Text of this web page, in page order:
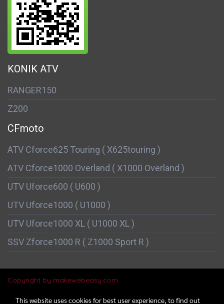
KONIK ATV
RANGER150
Z200
CFmoto
ATV Cforce625 Touring ( X625touring )
ATV Cforce1000 Overland ( X1000 Overland )
UTV Uforce600 ( U600 )
UTV Uforce1000 ( U1000 )
UTV Uforce1000 XL ( U1000 XL )
SSV Zforce1000 R ( Z1000 Sport R )
Copyright by makewebeasy.com
This website uses cookies for best user experience, to find out